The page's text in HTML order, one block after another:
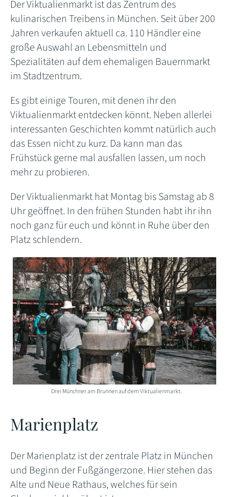
Der Viktualienmarkt ist das Zentrum des
kulinarischen Treibens in München. Seit über 200
Jahren verkaufen aktuell ca. 110 Händler eine
große Auswahl an Lebensmitteln und
Spezialitäten auf dem ehemaligen Bauernmarkt
im Stadtzentrum.
Es gibt einige Touren, mit denen ihr den
Viktualienmarkt entdecken könnt. Neben allerlei
interessanten Geschichten kommt natürlich auch
das Essen nicht zu kurz. Da kann man das
Frühstück gerne mal ausfallen lassen, um noch
mehr zu probieren.
Der Viktualienmarkt hat Montag bis Samstag ab 8
Uhr geöffnet. In den frühen Stunden habt ihr ihn
noch ganz für euch und könnt in Ruhe über den
Platz schlendern.
Drei Münchner am Brunnen auf dem Viktualienmarkt.
Marienplatz
Der Marienplatz ist der zentrale Platz in München
und Beginn der Fußgängerzone. Hier stehen das
Alte und Neue Rathaus, welches für sein